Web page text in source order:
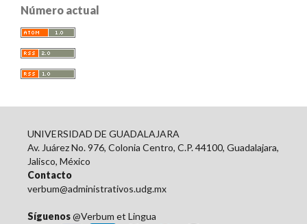
Número actual
UNIVERSIDAD DE GUADALAJARA
Av. Juárez No. 976, Colonia Centro, C.P. 44100, Guadalajara,
Jalisco, México
Contacto
verbum@administrativos.udg.mx
Síguenos@Verbum et Lingua